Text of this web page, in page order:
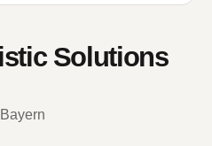
Solutions